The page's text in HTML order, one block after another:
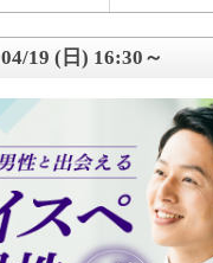
04/19 (日) 16:30～